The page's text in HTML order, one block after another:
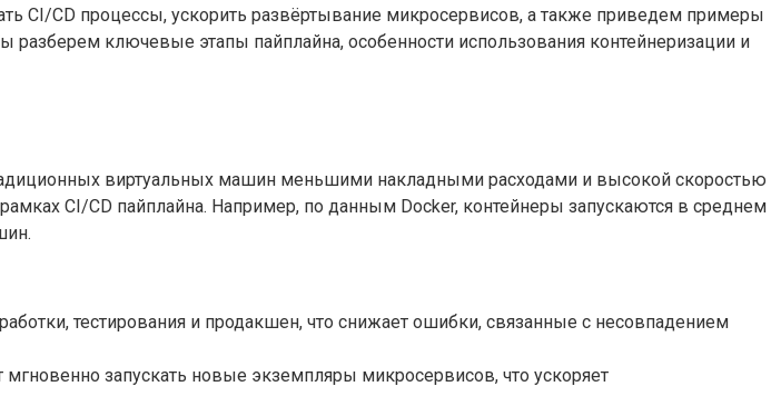
CI/CD процессы, ускорить развёртывание микросервисов, а также приведем примеры
ключевые этапы пайплайна, особенности использования контейнеризации и
виртуальных машин меньшими накладными расходами и высокой скоростью
CI/CD пайплайна. Например, по данным Docker, контейнеры запускаются в среднем
тестирования и продакшен, что снижает ошибки, связанные с несовпадением
запускать новые экземпляры микросервисов, что ускоряет